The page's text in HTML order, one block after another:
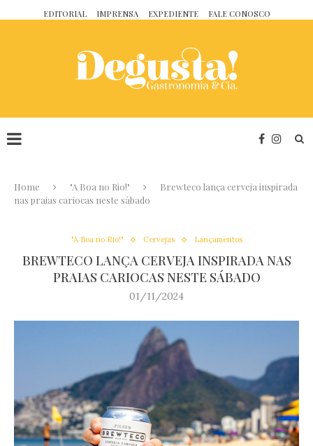
EDITORIAL IMPRENSA EXPEDIENTE FALE CONOSCO
Home "A Boa no Rio!"
Brewteco lança cerveja inspirada
nas praias cariocas neste sábado
"A Boa no Rio!" Cervejas Lançamentos
BREWTECO LANÇA CERVEJA INSPIRADA NAS
PRAIAS CARIOCAS NESTE SÁBADO
01/11/2024